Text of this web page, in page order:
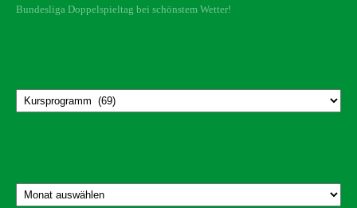
Bundesliga Doppelspieltag bei schönstem Wetter!
Kategorien
Archiv